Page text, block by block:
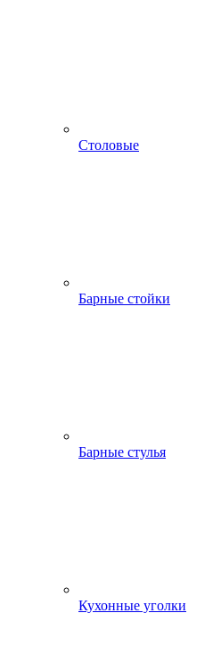
Столовые
Барные стойки
Барные стулья
Кухонные уголки